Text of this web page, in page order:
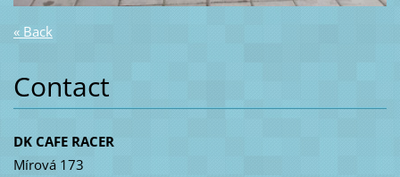
« Back
Contact
DK CAFE RACER
Mírová 173